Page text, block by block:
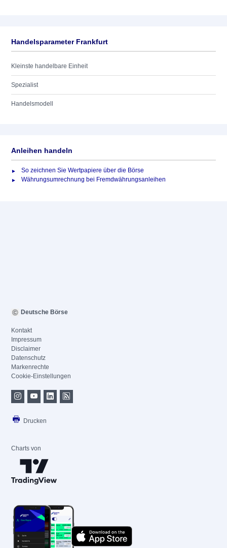
Handelsparameter Frankfurt
Kleinste handelbare Einheit
Spezialist
Handelsmodell
Anleihen handeln
So zeichnen Sie Wertpapiere über die Börse
Währungsumrechnung bei Fremdwährungsanleihen
Deutsche Börse
Kontakt
Impressum
Disclaimer
Datenschutz
Markenrechte
Cookie-Einstellungen
Drucken
Charts von